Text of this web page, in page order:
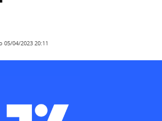
05/04/2023 20:11